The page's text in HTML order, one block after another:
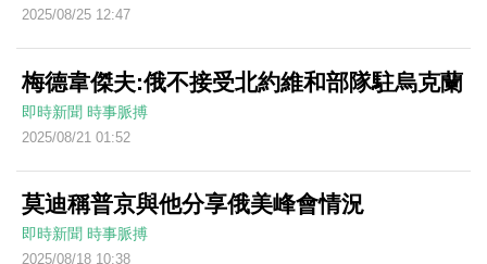
2025/08/25 12:47
梅德韋傑夫:俄不接受北約維和部隊駐烏克蘭
即時新聞 時事脈搏
2025/08/21 01:52
莫迪稱普京與他分享俄美峰會情況
即時新聞 時事脈搏
2025/08/18 10:38